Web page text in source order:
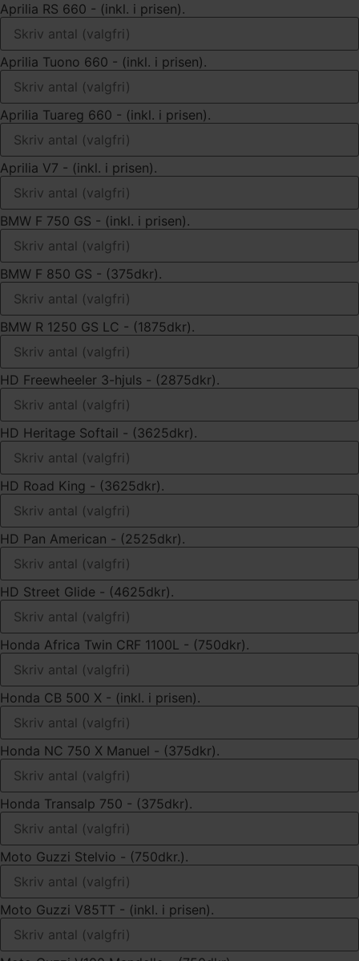
Aprilia RS 660 - (inkl. i prisen).
Aprilia Tuono 660 - (inkl. i prisen).
Aprilia Tuareg 660 - (inkl. i prisen).
Aprilia V7 - (inkl. i prisen).
BMW F 750 GS - (inkl. i prisen).
BMW F 850 GS - (375dkr).
BMW R 1250 GS LC - (1875dkr).
HD Freewheeler 3-hjuls - (2875dkr).
HD Heritage Softail - (3625dkr).
HD Road King - (3625dkr).
HD Pan American - (2525dkr).
HD Street Glide - (4625dkr).
Honda Africa Twin CRF 1100L - (750dkr).
Honda CB 500 X - (inkl. i prisen).
Honda NC 750 X Manuel - (375dkr).
Honda Transalp 750 - (375dkr).
Moto Guzzi Stelvio - (750dkr.).
Moto Guzzi V85TT - (inkl. i prisen).